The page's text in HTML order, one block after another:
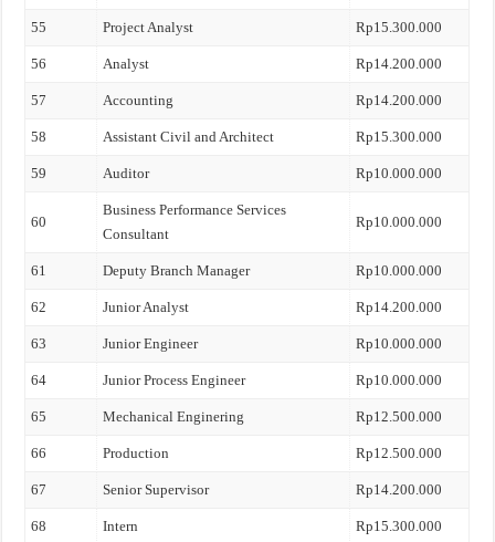
55 Project Analyst Rp15.300.000
56 Analyst Rp14.200.000
57 Accounting Rp14.200.000
58 Assistant Civil and Architect Rp15.300.000
59 Auditor Rp10.000.000
60
Business Performance Services
Consultant
Rp10.000.000
61 Deputy Branch Manager Rp10.000.000
62 Junior Analyst Rp14.200.000
63 Junior Engineer Rp10.000.000
64 Junior Process Engineer Rp10.000.000
65 Mechanical Enginering Rp12.500.000
66 Production Rp12.500.000
67 Senior Supervisor Rp14.200.000
68 Intern Rp15.300.000